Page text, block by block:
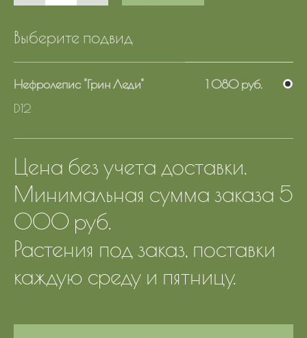
Выберите подвид
Нефролепис "Грин Леди"
D12
1 080 руб.
Цена без учета доставки.
Минимальная сумма заказа 5
000 руб.
Растения под заказ, поставки
каждую среду и пятницу.